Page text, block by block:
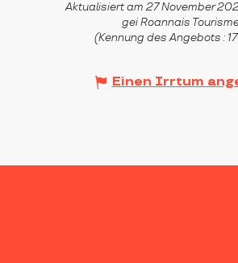
Aktualisiert am 27 November
gei Roannais
(Kennung des Angebots :
Einen Irrtum